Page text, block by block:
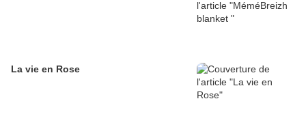
La vie en Rose